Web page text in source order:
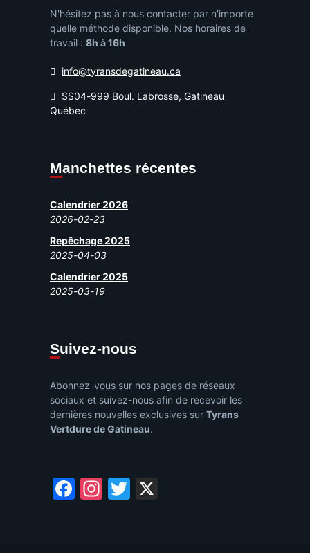
N'hésitez pas à nous contacter par n'importe
quelle méthode disponible. Nos horaires de
travail : 8h à 16h
info@tyransdegatineau.ca
SS04-999 Boul. Labrosse, Gatineau
Québec
Manchettes récentes
Calendrier 2026
2026-02-23
Repêchage 2025
2025-04-03
Calendrier 2025
2025-03-19
Suivez-nous
Abonnez-vous sur nos pages de réseaux
sociaux et suivez-nous afin de recevoir les
dernières nouvelles exclusives sur Tyrans
Vertdure de Gatineau.
Facebook
Instagram
Twitter